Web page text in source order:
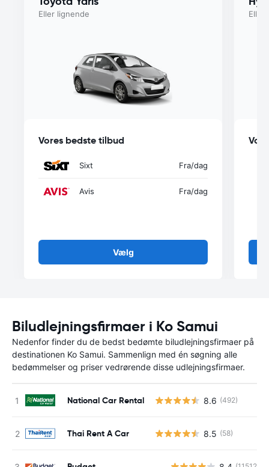
Eller lignende
Vores bedste tilbud
Sixt Fra/dag
Avis Fra/dag
Vælg
Eller
Biludlejningsfirmaer i Ko Samui
Nedenfor finder du de bedst bedømte biludlejningsfirmaer på
destinationen Ko Samui. Sammenlign med én søgning alle
bedømmelser og priser vedrørende disse udlejningsfirmaer.
National Car Rental 8.6 (492)
Thai Rent A Car 8.5 (58)